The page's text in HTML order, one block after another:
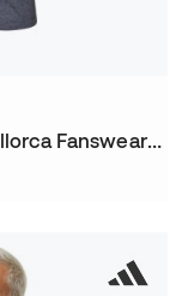
Koszulka Polo RCD Mallorca Fanswear 2023-2024 Niño